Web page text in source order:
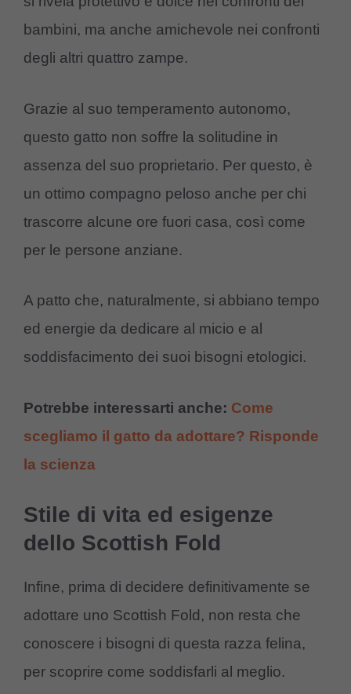
bambini, ma anche amichevole nei confronti
degli altri quattro zampe.
Grazie al suo temperamento autonomo,
questo gatto non soffre la solitudine in
assenza del suo proprietario. Per questo, è
un ottimo compagno peloso anche per chi
trascorre alcune ore fuori casa, così come
per le persone anziane.
A patto che, naturalmente, si abbiano tempo
ed energie da dedicare al micio e al
soddisfacimento dei suoi bisogni etologici.
Potrebbe interessarti anche: Come
scegliamo il gatto da adottare? Risponde
la scienza
Stile di vita ed esigenze
dello Scottish Fold
Infine, prima di decidere definitivamente se
adottare uno Scottish Fold, non resta che
conoscere i bisogni di questa razza felina,
per scoprire come soddisfarli al meglio.